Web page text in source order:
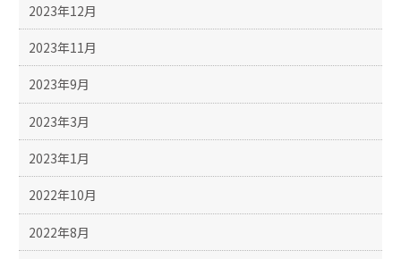
2023年12月
2023年11月
2023年9月
2023年3月
2023年1月
2022年10月
2022年8月